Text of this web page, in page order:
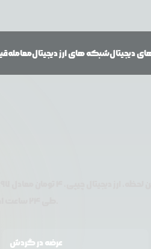
معاملهشبکه‌ های ارز دیجیتالدیجیتال
عرضه در گردش